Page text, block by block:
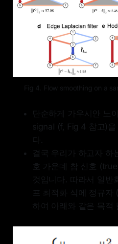
Fig 4. Flow smoothing on a
단순하게 가우시안 노
signal (f, Fig 4 참고)을
다.
결국 우리가 하고자 하
호 가운데 참 신호
것입니다. 따라서 일반
프 최적화 식에 정규
하여 아래와 같은 목적